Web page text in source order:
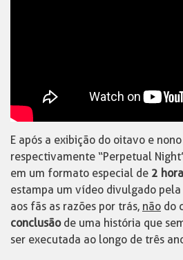
E após a exibição do oitavo e
respectivamente “Perpetual
em um formato especial de 2
estampa um vídeo divulgado
aos fãs as razões por trás, não do
conclusãode uma história que
ser executada ao longo de três